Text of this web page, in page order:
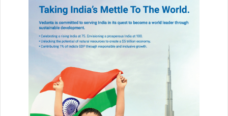
किसानों के घर समृद्धि आती है। मैं भगवान जगन्नाथ से प्रार्थना करता हूं कि इस
साल भी छत्तीसगढ़ में भरपूर फसल हो। उन्होंने कहा कि भगवान जगन्नाथ, बलभद्र
और सुभद्रा से मेरी प्रार्थना है कि वे हम सभी पर अपनी कृपा बनाए रखें और हमें